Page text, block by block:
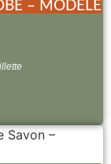
– MODÈLE